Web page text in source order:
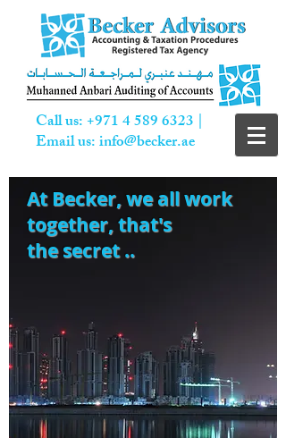
Call us: +971 4 589 6323 |
Email us:info@becker.ae
At Becker,we all work
together, that's
the secret ..